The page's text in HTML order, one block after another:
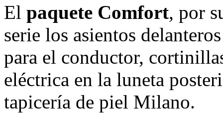
El paquete Comfort, por
serie los asientos
para el conductor,
eléctrica en la luneta
tapicería de piel Milano.